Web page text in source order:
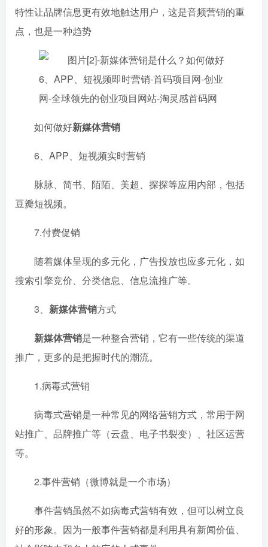
特性让品牌信息更有效地触达用户，这是音频营销的重
点，也是一种趋势
如何做好新媒体营销
6、APP、短视频实时营销
脉脉、简书、陌陌、美超、探探等应用内部，包括
豆瓣短视频。
7.付费促销
随着媒体呈现的多元化，广告投放也应多元化，如
搜索引擎竞价、分类信息、信息流推广等。
3、 新媒体营销方式
新媒体营销是一种整合营销，它有一些传统的渠道
推广，更多的是把握时代的潮流。
1.病毒式营销
病毒式营销是一种常见的网络营销方式，常用于网
站推广、品牌推广等（云盘、电子书裂变）、社区运营
等。
2.事件营销（微博就是一个市场）
事件营销虽然不如病毒式营销有效，但可以树立良
好的形象。因为一般事件营销都是利用具有新闻价值、